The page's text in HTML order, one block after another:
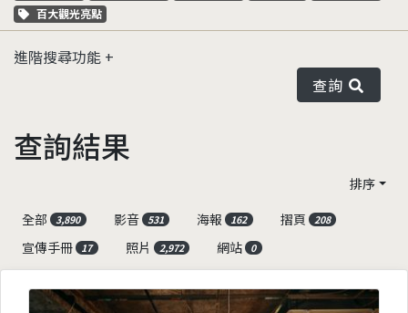
關鍵字標籤
百大觀光亮點
進階搜尋功能
查詢
查詢結果
排序
全部
3,890 影音 531 海報 162 摺頁 208
宣傳手冊 17 照片 2,972 網站 0